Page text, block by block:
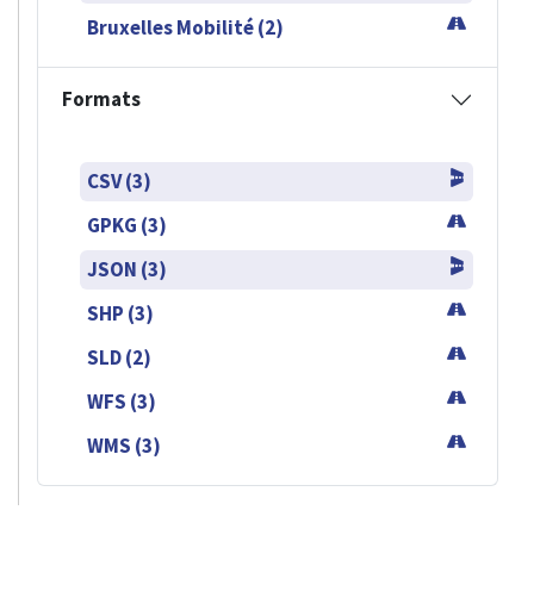
Bruxelles Mobilité (2)
Formats
CSV (3)
GPKG (3)
JSON (3)
SHP (3)
SLD (2)
WFS (3)
WMS (3)